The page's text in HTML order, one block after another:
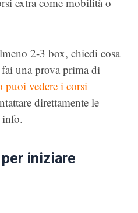
2-3 box, chiedi cosa
una prova prima di
puoi vedere i corsi
direttamente le
info.
iniziare